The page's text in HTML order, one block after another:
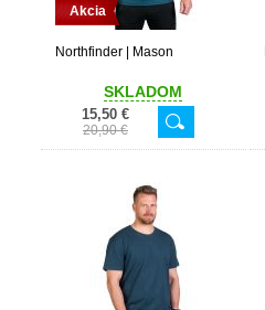
Akcia
Northfinder | Mason
SKLADOM
15,50 €
20,90 €